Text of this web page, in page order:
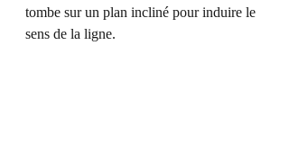
tombe sur un plan incliné pour induire le
sens de la ligne.